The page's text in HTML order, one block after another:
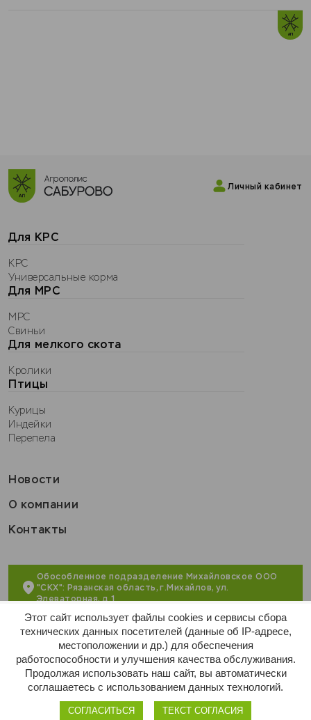
Личный кабинет
Для КРС
КРС
Универсальные корма
Для МРС
МРС
Свиньи
Для мелкого скота
Кролики
Птицы
Курицы
Индейки
Перепела
Новости
О компании
Контакты
Обособленное подразделение Михайловское ООО
"СКХ": Рязанская область, г.Михайлов, ул.
Элеваторная, д.1
+7 (495) 215-55-16
market@apsaburovo.ru
Политика конфиденциальности Договор оферты
Этот сайт использует файлы cookies и сервисы сбора
технических данных посетителей (данные об IP-адресе,
местоположении и др.) для обеспечения
работоспособности и улучшения качества обслуживания.
Продолжая использовать наш сайт, вы автоматически
соглашаетесь с использованием данных технологий.
СОГЛАСИТЬСЯ ТЕКСТ СОГЛАСИЯ